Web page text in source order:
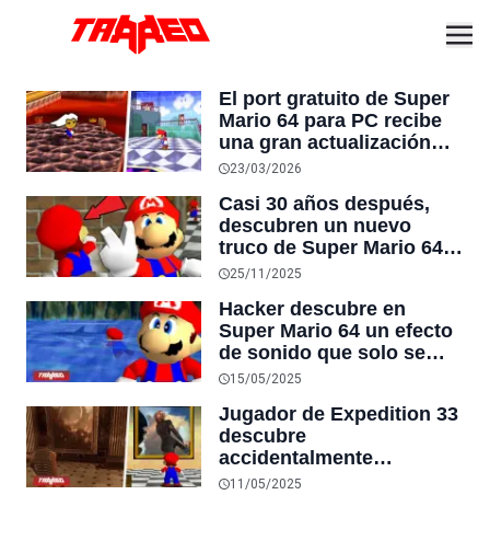
El port gratuito de Super
Mario 64 para PC recibe
una gran actualización
con antialiasing, V-Sync y
como en la Nintendo 64
original
23/03/2026
Casi 30 años después,
descubren un nuevo
truco de Super Mario 64
que permite acabar el
25/11/2025
Hacker descubre en
Super Mario 64 un efecto
de sonido que solo se
puede escuchar completo
juego continuo
15/05/2025
Jugador de Expedition 33
descubre
accidentalmente
habitación secreta, luego
11/05/2025